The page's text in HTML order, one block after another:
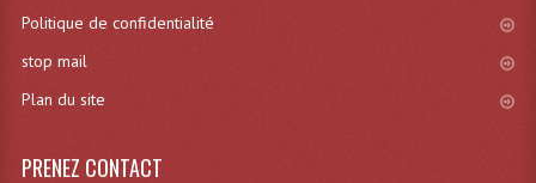
Politique de confidentialité
stop mail
Plan du site
PRENEZ CONTACT